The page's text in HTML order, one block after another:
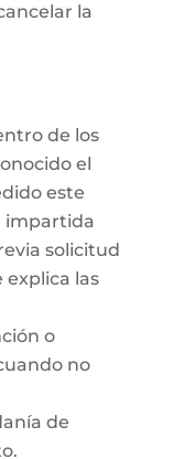
la
de los
el
este
impartida
solicitud
las
o
no
de